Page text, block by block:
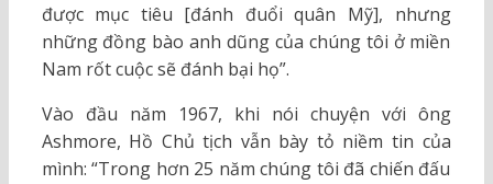
được mục tiêu [đánh đuổi quân Mỹ], nhưng
những đồng bào anh dũng của chúng tôi ở miền
Nam rốt cuộc sẽ đánh bại họ”.
Vào đầu năm 1967, khi nói chuyện với ông
Ashmore, Hồ Chủ tịch vẫn bày tỏ niềm tin của
mình: “Trong hơn 25 năm chúng tôi đã chiến đấu